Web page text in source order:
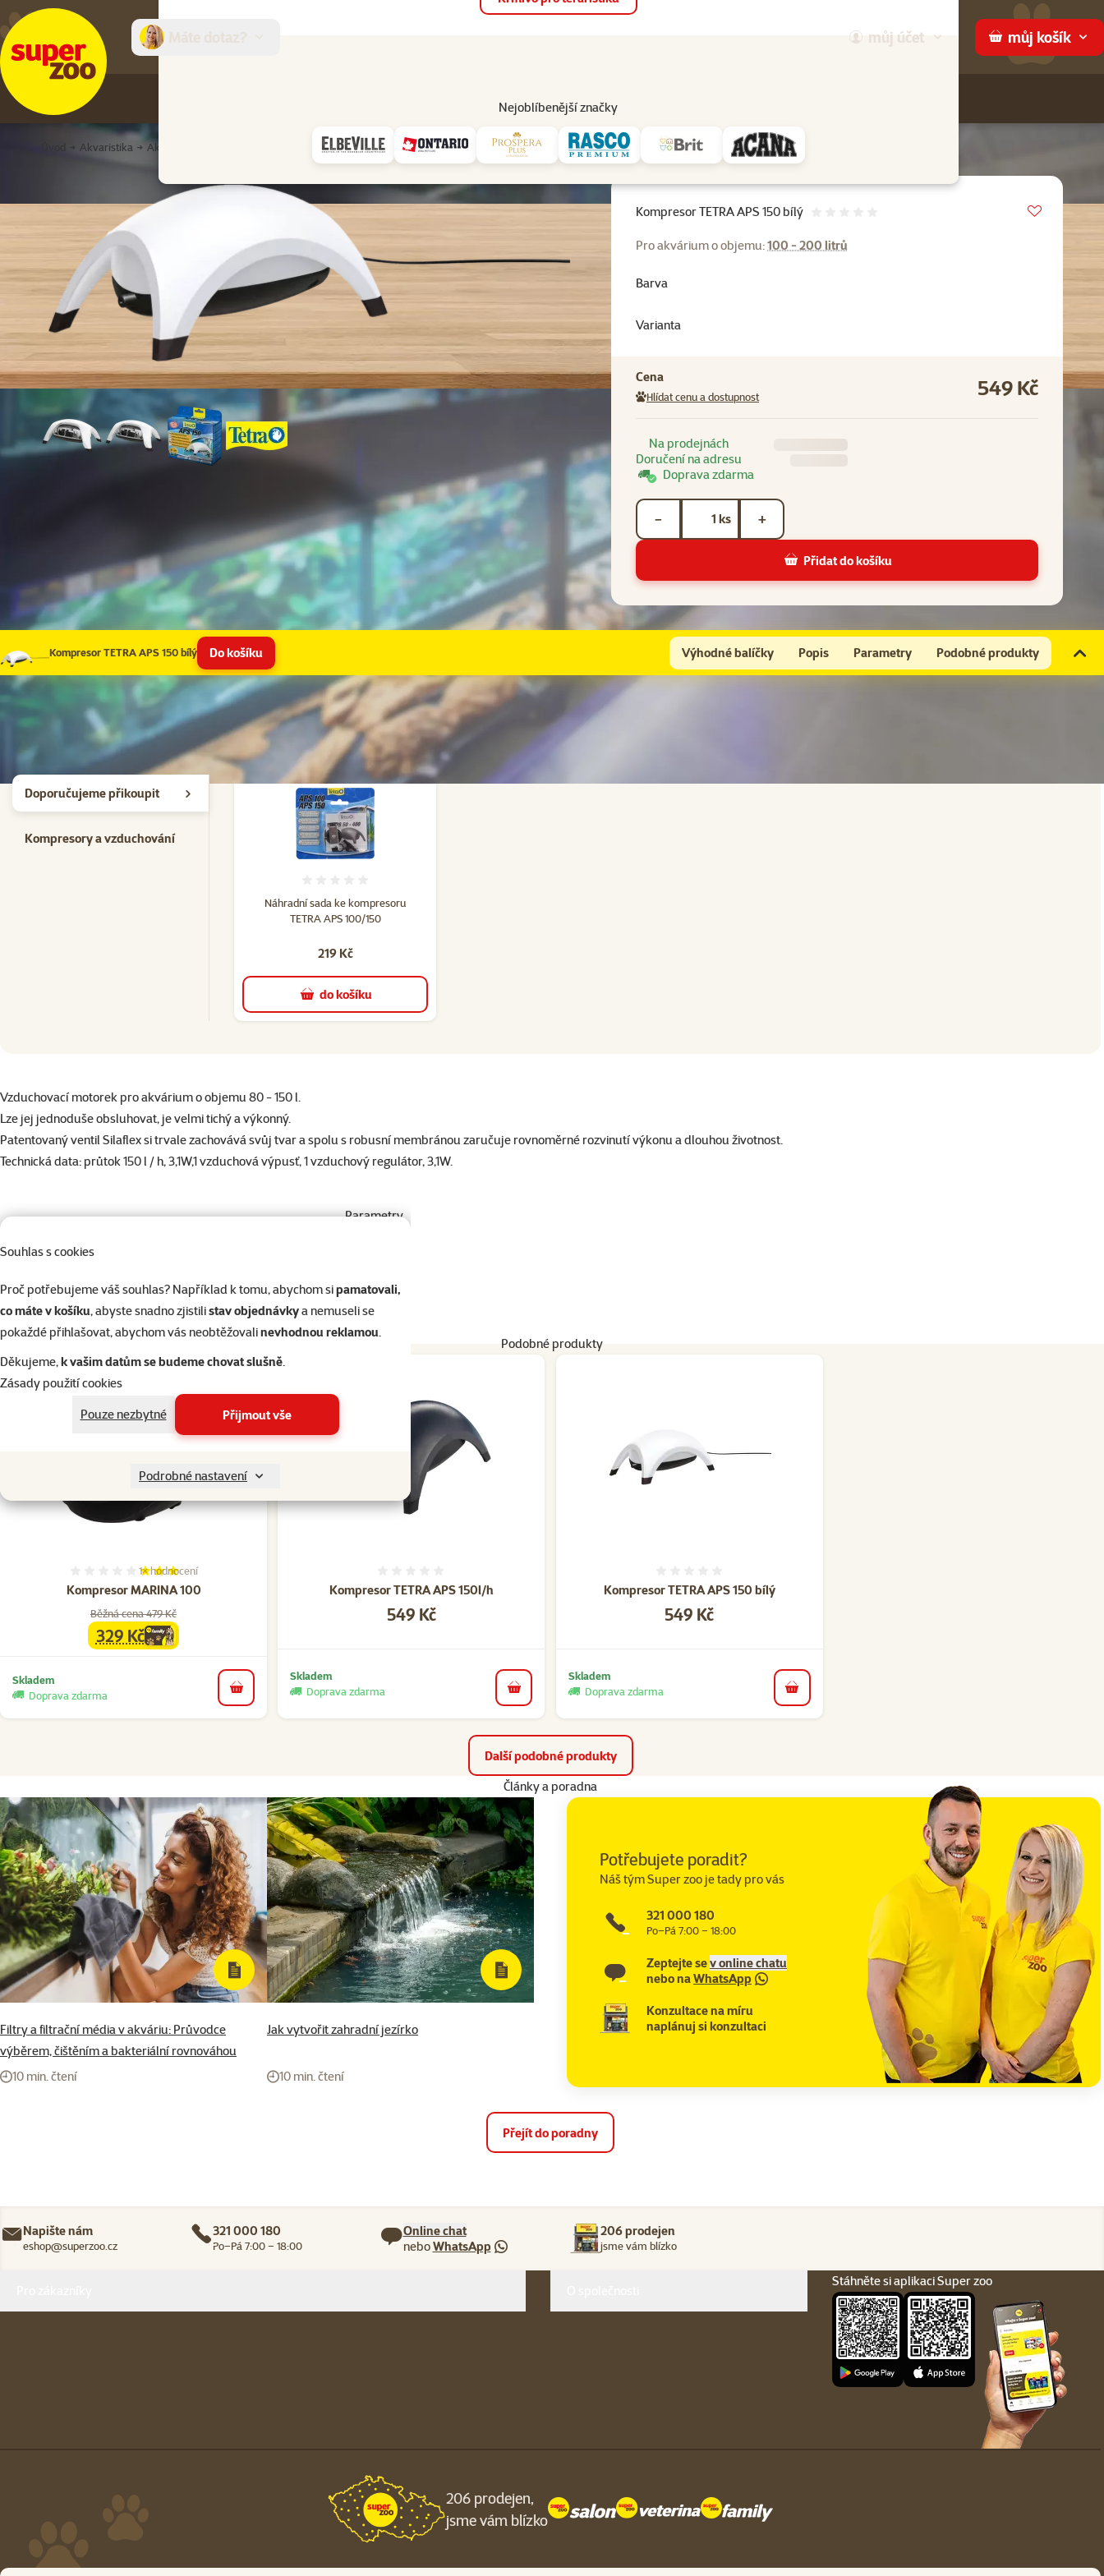
Souhlas s cookies
Proč potřebujeme váš souhlas? Například k tomu, abychom sipamatovali,
co máte v košíku, abyste snadno zjistilistav objednávkya nemuseli se
pokaždé přihlašovat, abychom vás neobtěžovalinevhodnou reklamou.
Děkujeme,k vašim datům se budeme chovat slušně.
Zásady použití cookies
Pouze nezbytné
Přijmout vše
Podrobné nastavení
můj účet můj košík
Nejoblíbenější značky
Prodejny Služby
Akvaristika Akvarijní technika Vzduchování do akvária Kompresory Kompresor TETRA APS 150 bílý
Kompresor TETRA APS 150 bílý
Pro akvárium o objemu:100 - 200 litrů
Barva
Varianta
Cena
Hlídat cenu a dostupnost 549 Kč
Na prodejnách
Doručení na adresu
Doprava zdarma
ks
− +
Přidat do košíku
Kompresor TETRA APS 150 bílý Do košíku Výhodné balíčky Popis Parametry Podobné produkty
Pro kompletní péči doporučujeme přikoupit
Doporučujeme přikoupit
Kompresory a vzduchování
Náhradní sada ke kompresoru
TETRA APS 100/150
219 Kč
do košíku
superzoo.product.detail.content
Vzduchovací motorek pro akvárium o objemu 80 - 150 l.
Lze jej jednoduše obsluhovat, je velmi tichý a výkonný.
Patentovaný ventil Silaflex si trvale zachovává svůj tvar a spolu s robusní membránou zaručuje rovnoměrné rozvinutí výkonu a dlouhou životnost.
Technická data: průtok 150 l / h, 3,1W,1 vzduchová výpusť, 1 vzduchový regulátor, 3,1W.
Parametry
Pro akvárium o objemu
Katalogové číslo
A1-212466
4004218212466
Podobné produkty
Kompresor MARINA 100
Hodnocení 60%, počet hodnocení: 1
1×hodnocení
Běžná cena 479 Kč
familycena
329 Kč
Skladem
Doprava zdarma
do košíku
Kompresor TETRA APS 150l/h
Cena
549 Kč
Skladem
Doprava zdarma
do košíku
Kompresor TETRA APS 150 bílý
Cena
549 Kč
Skladem
Doprava zdarma
do košíku
Další podobné produkty
Články a poradna
Potřebujete poradit?
Náš tým Super zoo je tady pro vás
321 000 180
Po–Pá 7:00 – 18:00
Zeptejte sev online chatu
nebo naWhatsApp
Konzultace na míru
naplánuj si konzultaci
Filtry a filtrační média v akváriu: Průvodce
výběrem, čištěním a bakteriální rovnováhou
10 min. čtení
Jak vytvořit zahradní jezírko
10 min. čtení
Přejít do poradny
Napište nám
eshop@superzoo.cz
321 000 180
Po–Pá 7:00 – 18:00
Online chat
neboWhatsApp
206 prodejen
jsme vám blízko
Stáhněte si aplikaci Super zoo
206 prodejen,
jsme vám blízko